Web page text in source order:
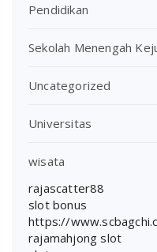
Pendidikan
Sekolah Menengah
Uncategorized
Universitas
wisata
rajascatter88
slot bonus
https://
rajamahjong slot